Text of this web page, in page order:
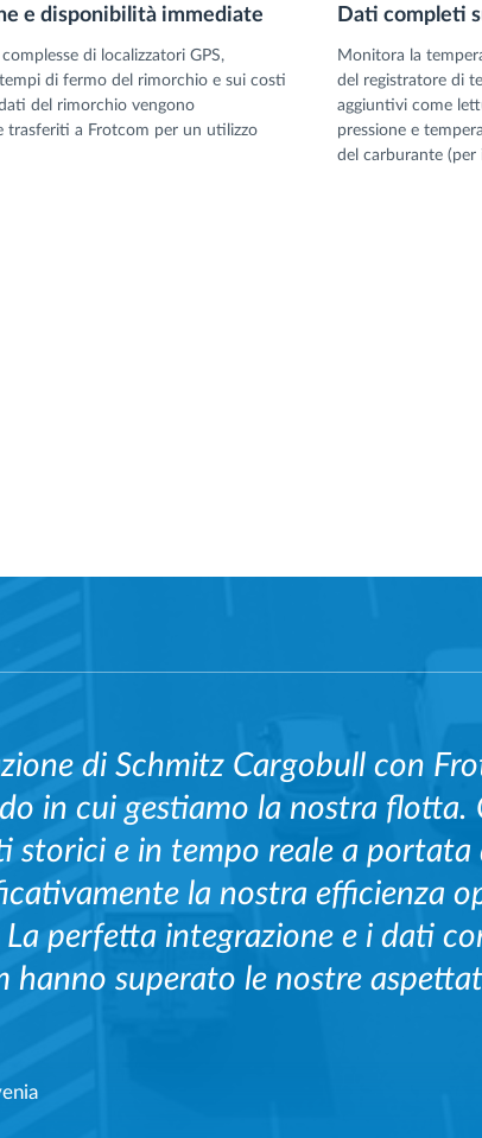
e disponibilità immediate
di localizzatori GPS,
di fermo del rimorchio e sui costi
del rimorchio vengono
trasferiti a Frotcom per un utilizzo
Dati completi
Monitora la
del registratore di
aggiuntivi come
pressione e
del carburante (per
di Schmitz Cargobull con
in cui gestiamo la nostra flotta.
storici e in tempo reale a portata
la nostra efficienza
perfetta integrazione e i dati
hanno superato le nostre